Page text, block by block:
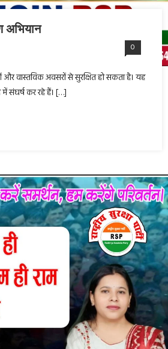
अभियान
0
और वास्तविक अवसरों से सुरक्षित हो सकता है। यह
संघर्ष कर रहे हैं। […]